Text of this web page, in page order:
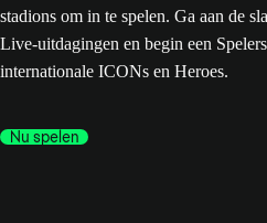
stadions om in te spelen. Ga aan de
Live-uitdagingen en begin een
internationale ICONs en Heroes.
Nu spelen